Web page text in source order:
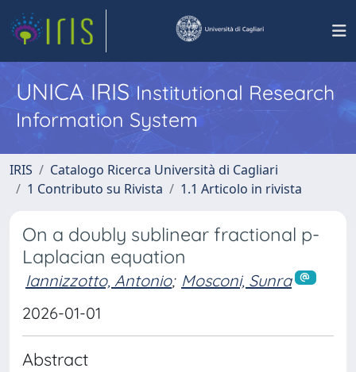
UNICA IRISInstitutional Research
Information System
IRIS
Catalogo Ricerca Università di Cagliari
1 Contributo su Rivista
1.1 Articolo in rivista
On a doubly sublinear fractional p-
Laplacian equation
Iannizzotto, Antonio; Mosconi, Sunra
2026-01-01
Abstract